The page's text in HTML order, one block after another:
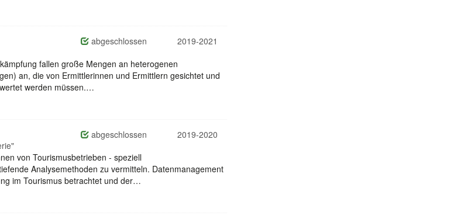
abgeschlossen
2019-2021
fallen große Mengen an heterogenen
an, die von Ermittlerinnen und Ermittlern gesichtet und
werden müssen.…
abgeschlossen
2019-2020
von Tourismusbetrieben - speziell
Analysemethoden zu vermitteln. Datenmanagement
im Tourismus betrachtet und der…